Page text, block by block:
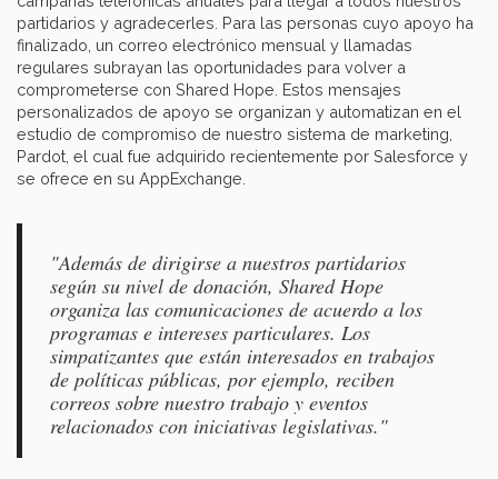
partidarios y agradecerles. Para las personas cuyo apoyo ha
finalizado, un correo electrónico mensual y llamadas
regulares subrayan las oportunidades para volver a
comprometerse con Shared Hope. Estos mensajes
personalizados de apoyo se organizan y automatizan en el
estudio de compromiso de nuestro sistema de marketing,
Pardot, el cual fue adquirido recientemente por Salesforce y
se ofrece en su AppExchange.
"Además de dirigirse a nuestros partidarios
según su nivel de donación, Shared Hope
organiza las comunicaciones de acuerdo a los
programas e intereses particulares. Los
simpatizantes que están interesados en trabajos
de políticas públicas, por ejemplo, reciben
correos sobre nuestro trabajo y eventos
relacionados con iniciativas legislativas."